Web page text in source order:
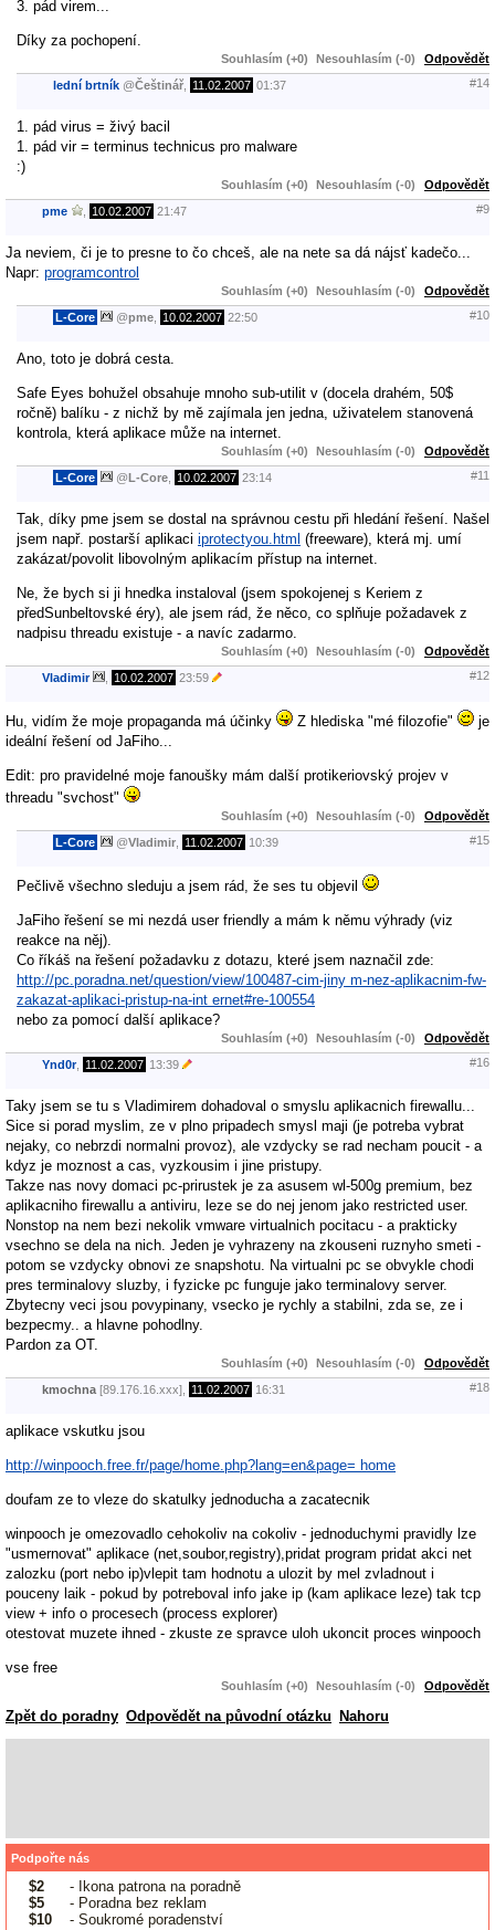
3. pád virem...
Díky za pochopení.
Souhlasím (+0) Nesouhlasím (-0) Odpovědět
lední brtník @Češtinář 11.02.2007 01:37 #14
1. pád virus = živý bacil
1. pád vir = terminus technicus pro malware
:)
Souhlasím (+0) Nesouhlasím (-0) Odpovědět
pme 10.02.2007 21:47 #9
Ja neviem, či je to presne to čo chceš, ale na nete sa dá nájsť kadečo...
Napr: programcontrol
Souhlasím (+0) Nesouhlasím (-0) Odpovědět
L-Core @pme 10.02.2007 22:50 #10
Ano, toto je dobrá cesta.
Safe Eyes bohužel obsahuje mnoho sub-utilit v (docela drahém, 50$
ročně) balíku - z nichž by mě zajímala jen jedna, uživatelem stanovená
kontrola, která aplikace může na internet.
Souhlasím (+0) Nesouhlasím (-0) Odpovědět
L-Core @L-Core 10.02.2007 23:14 #11
Tak, díky pme jsem se dostal na správnou cestu při hledání řešení. Našel
jsem např. postarší aplikaci iprotectyou.html (freeware), která mj. umí
zakázat/povolit libovolným aplikacím přístup na internet.
Ne, že bych si ji hnedka instaloval (jsem spokojenej s Keriem z
předSunbeltovské éry), ale jsem rád, že něco, co splňuje požadavek z
nadpisu threadu existuje - a navíc zadarmo.
Souhlasím (+0) Nesouhlasím (-0) Odpovědět
Vladimir 10.02.2007 23:59 #12
Hu, vidím že moje propaganda má účinky Z hlediska "mé filozofie"
je
ideální řešení od JaFiho...
Edit: pro pravidelné moje fanoušky mám další protikeriovský projev v
threadu "svchost"
Souhlasím (+0) Nesouhlasím (-0) Odpovědět
L-Core @Vladimir 11.02.2007 10:39 #15
Pečlivě všechno sleduju a jsem rád, že ses tu objevil
JaFiho řešení se mi nezdá user friendly a mám k němu výhrady (viz
reakce na něj).
Co říkáš na řešení požadavku z dotazu, které jsem naznačil zde:
http://pc.poradna.net/question/view/100487-cim-jiny m-nez-aplikacnim-fw-
zakazat-aplikaci-pristup-na-int ernet#re-100554
nebo za pomocí další aplikace?
Souhlasím (+0) Nesouhlasím (-0) Odpovědět
Ynd0r, 11.02.2007 13:39 #16
Taky jsem se tu s Vladimirem dohadoval o smyslu aplikacnich firewallu...
Sice si porad myslim, ze v plno pripadech smysl maji (je potreba vybrat
nejaky, co nebrzdi normalni provoz), ale vzdycky se rad necham poucit - a
kdyz je moznost a cas, vyzkousim i jine pristupy.
Takze nas novy domaci pc-prirustek je za asusem wl-500g premium, bez
aplikacniho firewallu a antiviru, leze se do nej jenom jako restricted user.
Nonstop na nem bezi nekolik vmware virtualnich pocitacu - a prakticky
vsechno se dela na nich. Jeden je vyhrazeny na zkouseni ruznyho smeti -
potom se vzdycky obnovi ze snapshotu. Na virtualni pc se obvykle chodi
pres terminalovy sluzby, i fyzicke pc funguje jako terminalovy server.
Zbytecny veci jsou povypinany, vsecko je rychly a stabilni, zda se, ze i
bezpecmy.. a hlavne pohodlny.
Pardon za OT.
Souhlasím (+0) Nesouhlasím (-0) Odpovědět
kmochna [89.176.16.xxx], 11.02.2007 16:31 #18
aplikace vskutku jsou
http://winpooch.free.fr/page/home.php?lang=en&page= home
doufam ze to vleze do skatulky jednoducha a zacatecnik
winpooch je omezovadlo cehokoliv na cokoliv - jednoduchymi pravidly lze
"usmernovat" aplikace (net,soubor,registry),pridat program pridat akci net
zalozku (port nebo ip)vlepit tam hodnotu a ulozit by mel zvladnout i
pouceny laik - pokud by potreboval info jake ip (kam aplikace leze) tak tcp
view + info o procesech (process explorer)
otestovat muzete ihned - zkuste ze spravce uloh ukoncit proces winpooch
vse free
Souhlasím (+0) Nesouhlasím (-0) Odpovědět
Zpět do poradny Odpovědět na původní otázku Nahoru
Podpořte nás
$2
- Ikona patrona na poradně
$5
- Poradna bez reklam
$10
- Soukromé poradenství